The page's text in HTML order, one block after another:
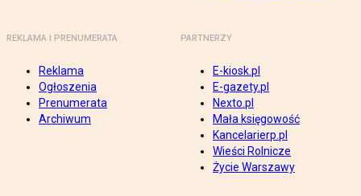
REKLAMA I PRENUMERATA
Reklama
Ogłoszenia
Prenumerata
Archiwum
PARTNERZY
E-kiosk.pl
E-gazety.pl
Nexto.pl
Mała księgowość
Kancelarierp.pl
Wieści Rolnicze
Życie Warszawy